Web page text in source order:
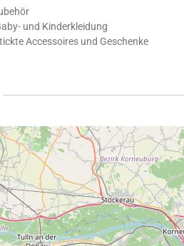
und Kinderkleidung
Accessoires und Geschenke